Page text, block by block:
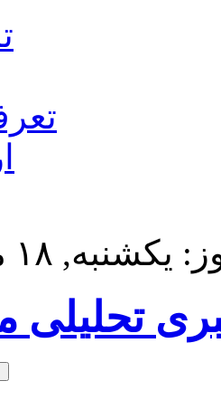
۱۸ مرداد , ۱۴۰۵
تحلیلی